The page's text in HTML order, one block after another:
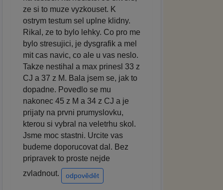
ze si to muze vyzkouset. K
ostrym testum sel uplne klidny.
Rikal, ze to bylo lehky. Co pro me
bylo stresujici, je dysgrafik a mel
mit cas navic, co ale u vas neslo.
Takze nestihal a max prinesl 33 z
CJ a 37 z M. Bala jsem se, jak to
dopadne. Povedlo se mu
nakonec 45 z M a 34 z CJ a je
prijaty na prvni prumyslovku,
kterou si vybral na veletrhu skol.
Jsme moc stastni. Urcite vas
budeme doporucovat dal. Bez
pripravek to proste nejde
zvladnout.
odpovědět